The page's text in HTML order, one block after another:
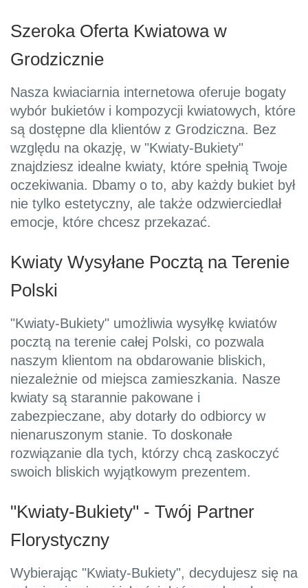
Szeroka Oferta Kwiatowa w
Grodzicznie
Nasza kwiaciarnia internetowa oferuje bogaty
wybór bukietów i kompozycji kwiatowych, które
są dostępne dla klientów z Grodziczna. Bez
względu na okazję, w "Kwiaty-Bukiety"
znajdziesz idealne kwiaty, które spełnią Twoje
oczekiwania. Dbamy o to, aby każdy bukiet był
nie tylko estetyczny, ale także odzwierciedlał
emocje, które chcesz przekazać.
Kwiaty Wysyłane Pocztą na Terenie
Polski
"Kwiaty-Bukiety" umożliwia wysyłkę kwiatów
pocztą na terenie całej Polski, co pozwala
naszym klientom na obdarowanie bliskich,
niezależnie od miejsca zamieszkania. Nasze
kwiaty są starannie pakowane i
zabezpieczane, aby dotarły do odbiorcy w
nienaruszonym stanie. To doskonałe
rozwiązanie dla tych, którzy chcą zaskoczyć
swoich bliskich wyjątkowym prezentem.
"Kwiaty-Bukiety" - Twój Partner
Florystyczny
Wybierając "Kwiaty-Bukiety", decydujesz się na